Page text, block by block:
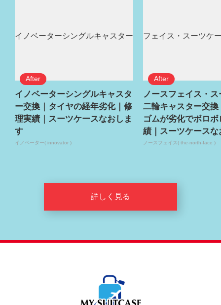
イノベーターシングルキャスタ
ー交換｜タイヤの経年劣化｜修
理実績｜スーツケースなおしま
す
イノベーター( innovator )
ノースフェイス・
二輪キャスター交換
ゴムが劣化でボロ
績｜スーツケースな
ノースフェイス( the-north-face )
詳しく見る